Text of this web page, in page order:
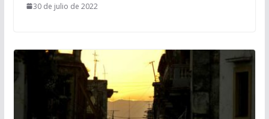
30 de julio de 2022